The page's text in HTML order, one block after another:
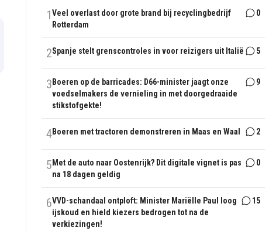
1Veel overlast door grote brand bij recyclingbedrijf
Rotterdam
0
2Spanje stelt grenscontroles in voor reizigers uit Italië 5
3 Boeren op de barricades: D66-minister jaagt onze
voedselmakers de vernieling in met doorgedraaide
stikstofgekte!
9
4Boeren met tractoren demonstreren in Maas en Waal 2
5 Met de auto naar Oostenrijk? Dit digitale vignet is pas
na 18 dagen geldig
0
6VVD-schandaal ontploft: Minister Mariëlle Paul loog
ijskoud en hield kiezers bedrogen tot na de
verkiezingen!
15